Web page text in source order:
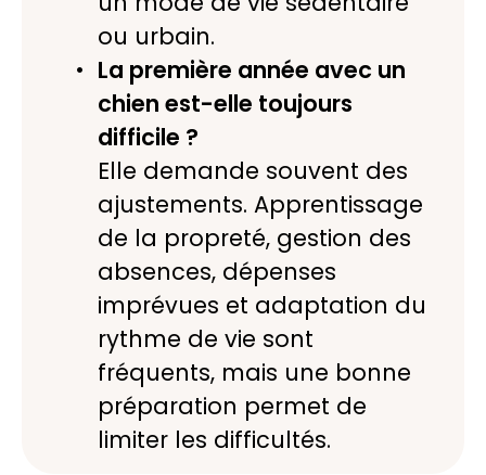
ou urbain.
La première année avec un
chien est-elle toujours
difficile ?
Elle demande souvent des
ajustements. Apprentissage
de la propreté, gestion des
absences, dépenses
imprévues et adaptation du
rythme de vie sont
fréquents, mais une bonne
préparation permet de
limiter les difficultés.